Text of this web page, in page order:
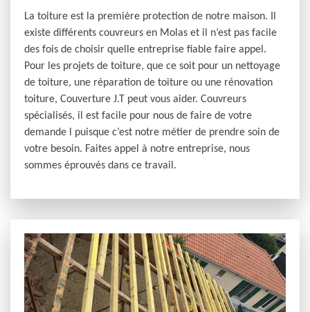
La toiture est la première protection de notre maison. Il
existe différents couvreurs en Molas et il n’est pas facile
des fois de choisir quelle entreprise fiable faire appel.
Pour les projets de toiture, que ce soit pour un nettoyage
de toiture, une réparation de toiture ou une rénovation
toiture, Couverture J.T peut vous aider. Couvreurs
spécialisés, il est facile pour nous de faire de votre
demande l puisque c’est notre métier de prendre soin de
votre besoin. Faites appel à notre entreprise, nous
sommes éprouvés dans ce travail.